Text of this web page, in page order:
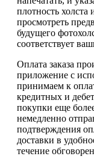
плотность
просмотреть
будущего
соответствует
Оплата заказа
приложение с
принимаем к
кредитных и
покупки еще
немедленно
подтверждения
доставки в
течение